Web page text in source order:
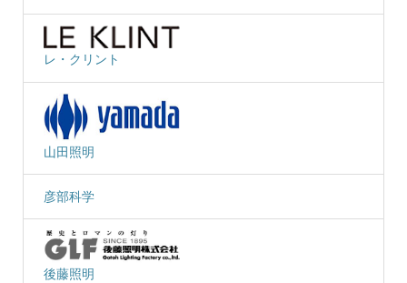
レ・クリント
山田照明
彦部科学
後藤照明